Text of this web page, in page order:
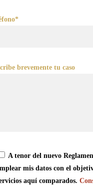
brevemente tu caso
A tenor del nuevo
mis datos con el
aquí comparados.